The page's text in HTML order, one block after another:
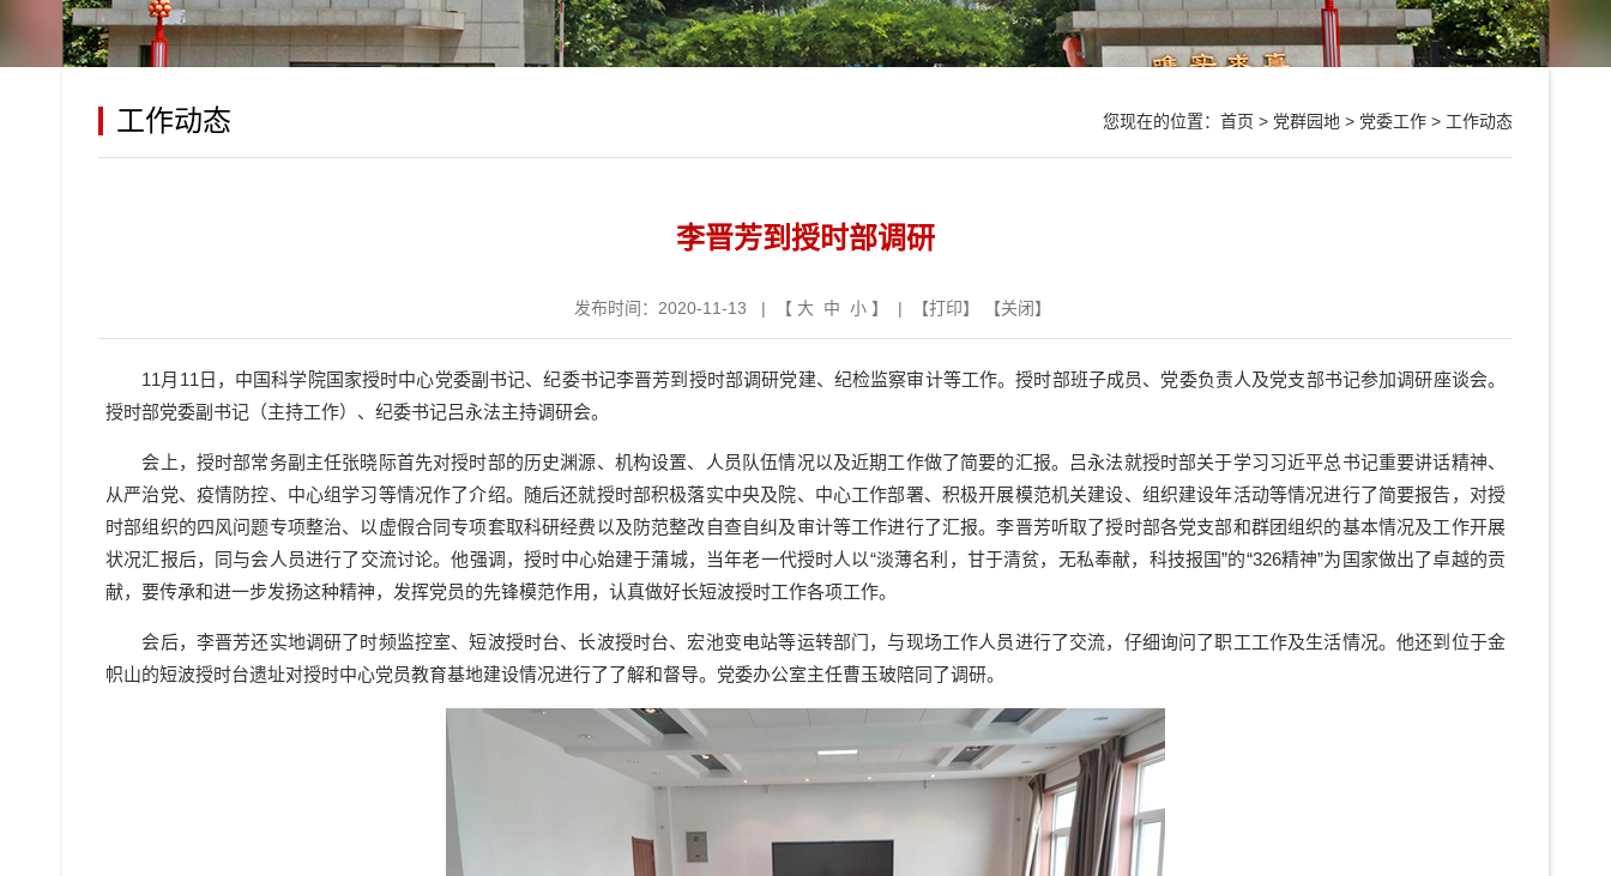
工作动态 您现在的位置： 首页 > 党群园地 > 党委工作> 工作动态
李晋芳到授时部调研
发布时间：2020-11-13 | 【 大 中 小 】 | 【打印】 【关闭】
11月11日，中国科学院国家授时中心党委副书记、纪委书记李晋芳到授时部调研党建、纪检监察审计等工作。授时部班子成员、党委负责人及党支部书记参加调研座谈会。
授时部党委副书记（主持工作）、纪委书记吕永法主持调研会。
会上，授时部常务副主任张晓际首先对授时部的历史渊源、机构设置、人员队伍情况以及近期工作做了简要的汇报。吕永法就授时部关于学习习近平总书记重要讲话精神、
从严治党、疫情防控、中心组学习等情况作了介绍。随后还就授时部积极落实中央及院、中心工作部署、积极开展模范机关建设、组织建设年活动等情况进行了简要报告，对授
时部组织的四风问题专项整治、以虚假合同专项套取科研经费以及防范整改自查自纠及审计等工作进行了汇报。李晋芳听取了授时部各党支部和群团组织的基本情况及工作开展
状况汇报后，同与会人员进行了交流讨论。他强调，授时中心始建于蒲城，当年老一代授时人以“淡薄名利，甘于清贫，无私奉献，科技报国”的“326精神”为国家做出了卓越的贡
献，要传承和进一步发扬这种精神，发挥党员的先锋模范作用，认真做好长短波授时工作各项工作。
会后，李晋芳还实地调研了时频监控室、短波授时台、长波授时台、宏池变电站等运转部门，与现场工作人员进行了交流，仔细询问了职工工作及生活情况。他还到位于金
帜山的短波授时台遗址对授时中心党员教育基地建设情况进行了了解和督导。党委办公室主任曹玉玻陪同了调研。